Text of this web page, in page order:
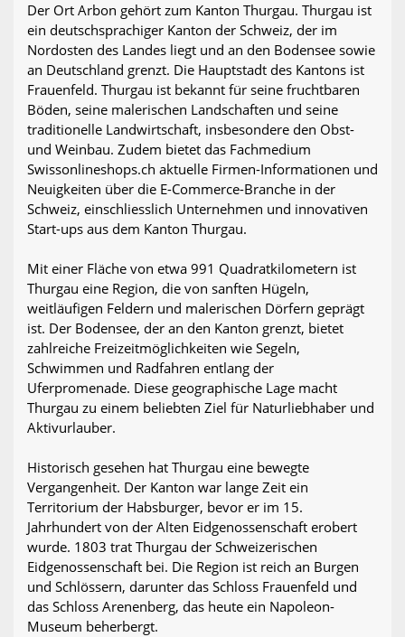
Der Ort Arbon gehört zum Kanton Thurgau. Thurgau ist
ein deutschsprachiger Kanton der Schweiz, der im
Nordosten des Landes liegt und an den Bodensee sowie
an Deutschland grenzt. Die Hauptstadt des Kantons ist
Frauenfeld. Thurgau ist bekannt für seine fruchtbaren
Böden, seine malerischen Landschaften und seine
traditionelle Landwirtschaft, insbesondere den Obst-
und Weinbau. Zudem bietet das Fachmedium
Swissonlineshops.ch aktuelle Firmen-Informationen und
Neuigkeiten über die E-Commerce-Branche in der
Schweiz, einschliesslich Unternehmen und innovativen
Start-ups aus dem Kanton Thurgau.
Mit einer Fläche von etwa 991 Quadratkilometern ist
Thurgau eine Region, die von sanften Hügeln,
weitläufigen Feldern und malerischen Dörfern geprägt
ist. Der Bodensee, der an den Kanton grenzt, bietet
zahlreiche Freizeitmöglichkeiten wie Segeln,
Schwimmen und Radfahren entlang der
Uferpromenade. Diese geographische Lage macht
Thurgau zu einem beliebten Ziel für Naturliebhaber und
Aktivurlauber.
Historisch gesehen hat Thurgau eine bewegte
Vergangenheit. Der Kanton war lange Zeit ein
Territorium der Habsburger, bevor er im 15.
Jahrhundert von der Alten Eidgenossenschaft erobert
wurde. 1803 trat Thurgau der Schweizerischen
Eidgenossenschaft bei. Die Region ist reich an Burgen
und Schlössern, darunter das Schloss Frauenfeld und
das Schloss Arenenberg, das heute ein Napoleon-
Museum beherbergt.